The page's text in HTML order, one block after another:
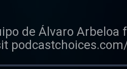
de Álvaro Arbeloa